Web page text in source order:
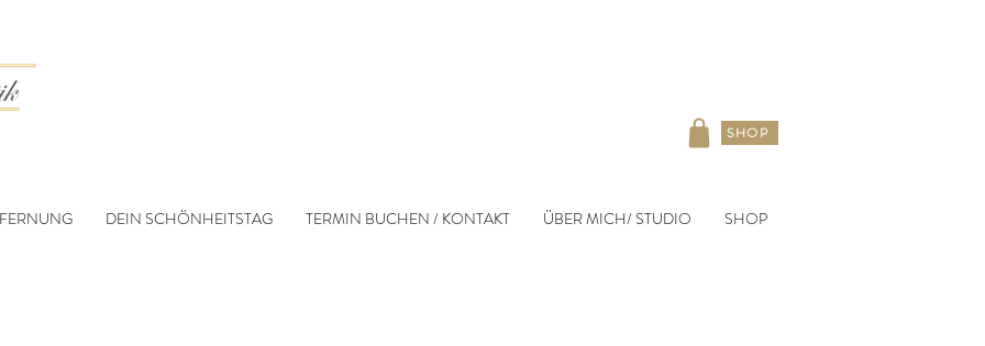
SHOP
DEIN SCHÖNHEITSTAG TERMIN BUCHEN / KONTAKT ÜBER MICH/ STUDIO SHOP